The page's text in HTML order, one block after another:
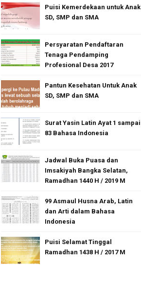
Puisi Kemerdekaan untuk Anak
SD, SMP dan SMA
Persyaratan Pendaftaran
Tenaga Pendamping
Profesional Desa 2017
Pantun Kesehatan Untuk Anak
SD, SMP dan SMA
Surat Yasin Latin Ayat 1 sampai
83 Bahasa Indonesia
Jadwal Buka Puasa dan
Imsakiyah Bangka Selatan,
Ramadhan 1440 H / 2019 M
99 Asmaul Husna Arab, Latin
dan Arti dalam Bahasa
Indonesia
Puisi Selamat Tinggal
Ramadhan 1438 H / 2017 M